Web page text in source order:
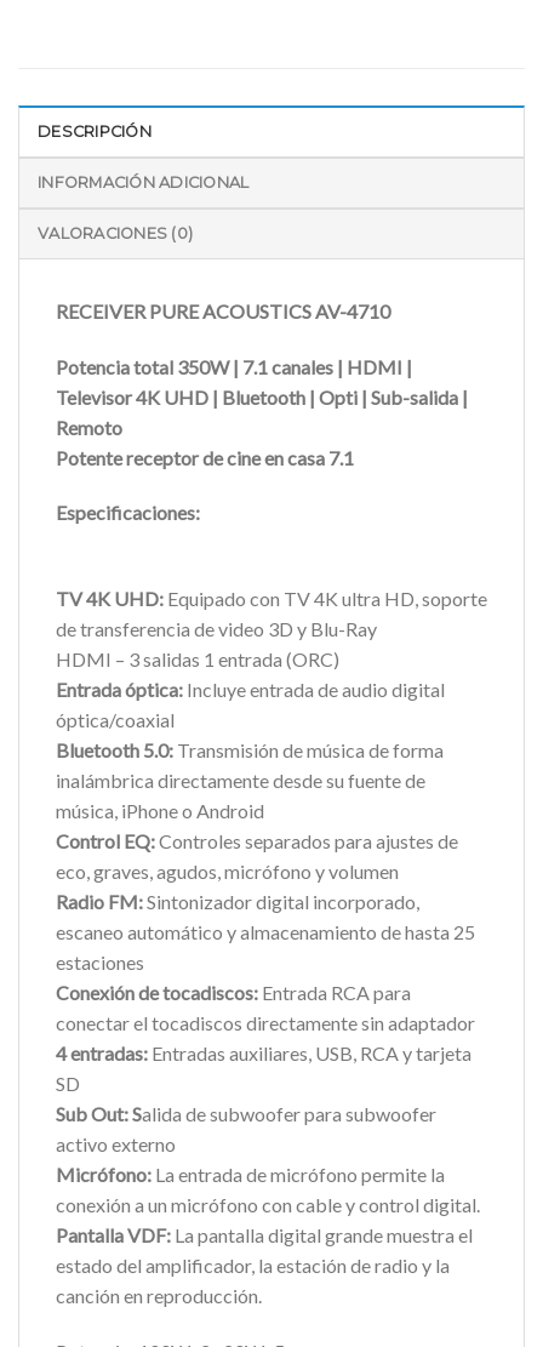
DESCRIPCIÓN
INFORMACIÓN ADICIONAL
VALORACIONES (0)
RECEIVER PURE ACOUSTICS AV-4710
Potencia total 350W | 7.1 canales | HDMI |
Televisor 4K UHD | Bluetooth | Opti | Sub-salida |
Remoto
Potente receptor de cine en casa 7.1
Especificaciones:
TV 4K UHD: Equipado con TV 4K ultra HD, soporte
de transferencia de video 3D y Blu-Ray
HDMI – 3 salidas 1 entrada (ORC)
Entrada óptica: Incluye entrada de audio digital
óptica/coaxial
Bluetooth 5.0: Transmisión de música de forma
inalámbrica directamente desde su fuente de
música, iPhone o Android
Control EQ:Controles separados para ajustes de
eco, graves, agudos, micrófono y volumen
Radio FM:Sintonizador digital incorporado,
escaneo automático y almacenamiento de hasta 25
estaciones
Conexión de tocadiscos: Entrada RCA para
conectar el tocadiscos directamente sin adaptador
4 entradas: Entradas auxiliares, USB, RCA y tarjeta
SD
Sub Out: Salida de subwoofer para subwoofer
activo externo
Micrófono: La entrada de micrófono permite la
conexión a un micrófono con cable y control digital.
Pantalla VDF: La pantalla digital grande muestra el
estado del amplificador, la estación de radio y la
canción en reproducción.